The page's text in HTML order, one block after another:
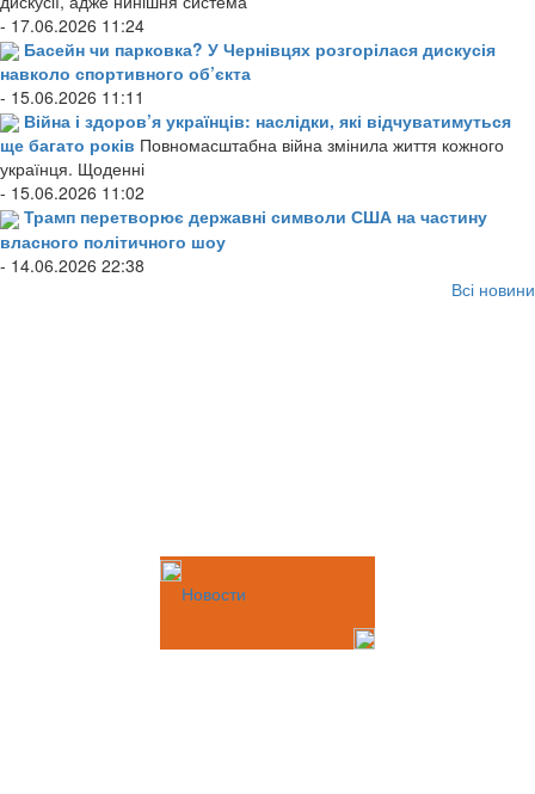
- 17.06.2026 11:24
Басейн чи парковка? У Чернівцях розгорілася дискусія
навколо спортивного об’єкта
- 15.06.2026 11:11
Війна і здоров’я українців: наслідки, які відчуватимуться
ще багато років Повномасштабна війна змінила життя кожного
українця. Щоденні
- 15.06.2026 11:02
Трамп перетворює державні символи США на частину
власного політичного шоу
- 14.06.2026 22:38
Всі новини
Новости